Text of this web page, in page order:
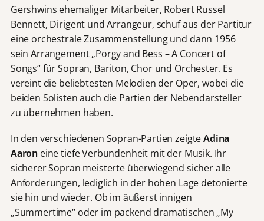
Gershwins ehemaliger Mitarbeiter, Robert Russel
Bennett, Dirigent und Arrangeur, schuf aus der Partitur
eine orchestrale Zusammenstellung und dann 1956
sein Arrangement „Porgy and Bess – A Concert of
Songs“ für Sopran, Bariton, Chor und Orchester. Es
vereint die beliebtesten Melodien der Oper, wobei die
beiden Solisten auch die Partien der Nebendarsteller
zu übernehmen haben.
In den verschiedenen Sopran-Partien zeigteAdina
Aaron eine tiefe Verbundenheit mit der Musik. Ihr
sicherer Sopran meisterte überwiegend sicher alle
Anforderungen, lediglich in der hohen Lage detonierte
sie hin und wieder. Ob im äußerst innigen
„Summertime“ oder im packend dramatischen „My